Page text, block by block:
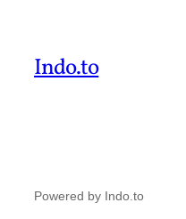
Indo.to
Powered by Indo.to